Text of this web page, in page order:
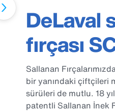
DeLaval
fırçası
Sallanan
bir yanındaki çiftçileri
sürüleri de mutlu. 18
patentli Sallanan İnek